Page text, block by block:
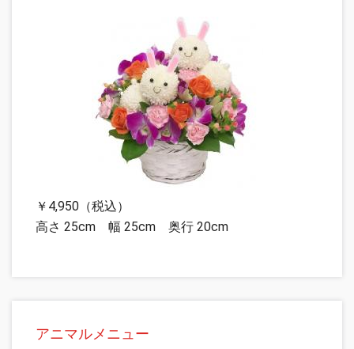
￥4,950（税込）
高さ 25cm 幅 25cm 奥行 20cm
アニマルメニュー